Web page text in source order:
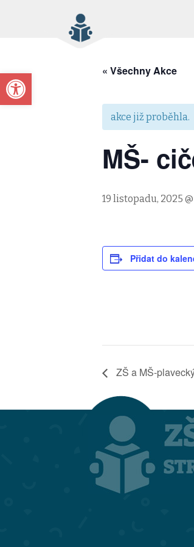
Open toolbar « Všechny Akce
akce již proběhla.
MŠ-
19 listopadu, 2025
Přidat do
ZŠ a MŠ-